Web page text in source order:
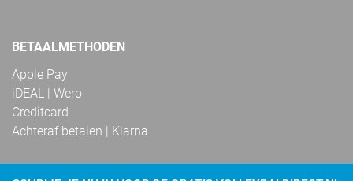
BETAALMETHODEN
Apple Pay
iDEAL | Wero
Creditcard
Achteraf betalen | Klarna